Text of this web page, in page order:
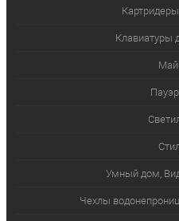
Клавиатуры
Умный дом,
Чехлы